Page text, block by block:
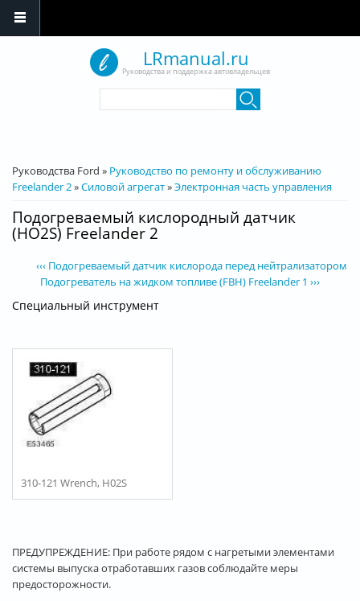
LRmanual.ru
Руководства и поддержка автовладельцев
Вы здесь
Руководства Ford » Руководство по ремонту и обслуживанию
Freelander 2»Силовой агрегат»Электронная часть управления
Подогреваемый кислородный датчик
(HO2S) Freelander 2
‹‹‹ Подогреваемый датчик кислорода перед нейтрализатором
Подогреватель на жидком топливе (FBH) Freelander 1 ›››
Специальный инструмент
310-121 Wrench, H02S
ПРЕДУПРЕЖДЕНИЕ: При работе рядом с нагретыми элементами
системы выпуска отработавших газов соблюдайте меры
предосторожности.